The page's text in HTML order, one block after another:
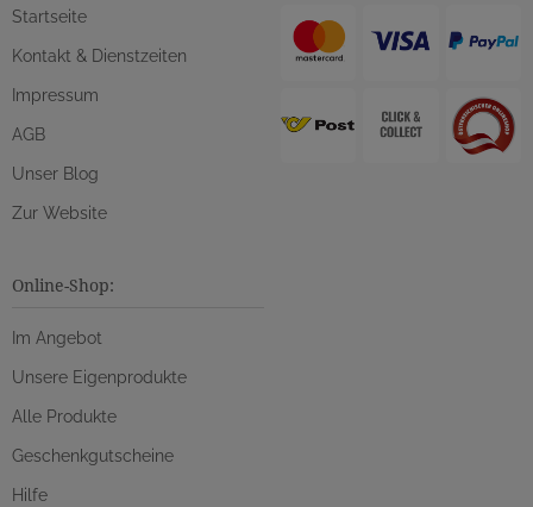
Startseite
Kontakt & Dienstzeiten
Impressum
AGB
Unser Blog
Zur Website
Online-Shop:
Im Angebot
Unsere Eigenprodukte
Alle Produkte
Geschenkgutscheine
Hilfe